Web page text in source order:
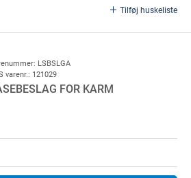
Tilføj huskeliste
og låsesystem for manuel betjening
LSBSLGA
varenr.: 121029
FOR KARM